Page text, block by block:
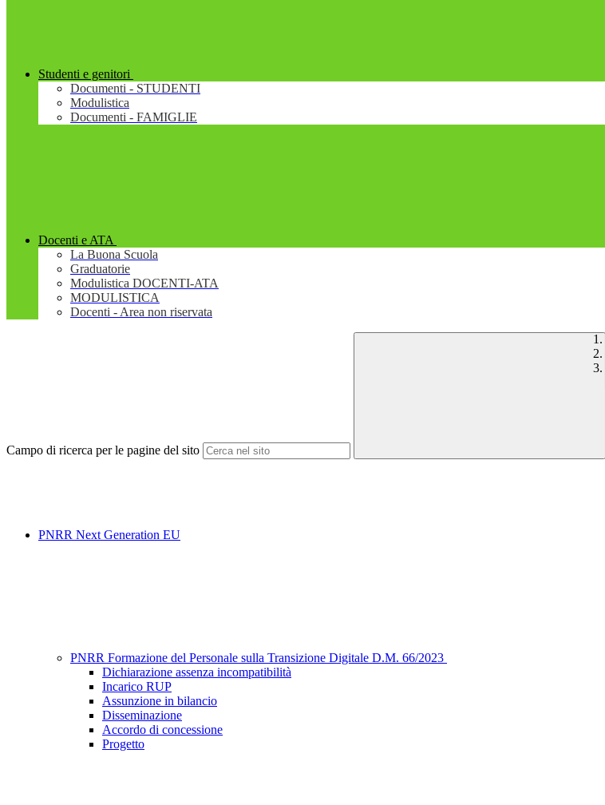
Studenti e genitori
Documenti - STUDENTI
Modulistica
Documenti - FAMIGLIE
Docenti e ATA
La Buona Scuola
Graduatorie
Modulistica DOCENTI-ATA
MODULISTICA
Docenti - Area non riservata
Campo di ricerca per le pagine del sito
PNRR Next Generation EU
PNRR Formazione del Personale sulla Transizione Digitale D.M. 66/2023
Dichiarazione assenza incompatibilità
Incarico RUP
Assunzione in bilancio
Disseminazione
Accordo di concessione
Progetto